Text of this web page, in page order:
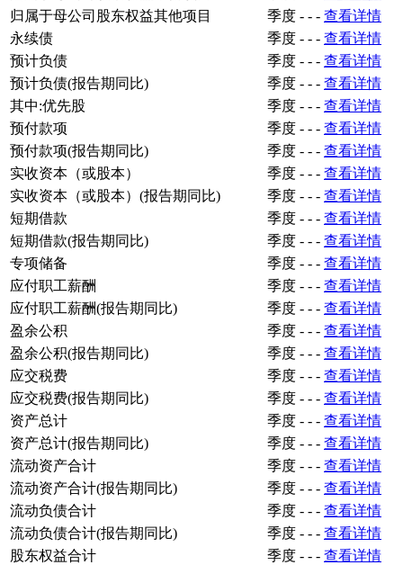
归属于母公司股东权益其他项目
季度 - - - 查看详情
永续债
季度 - - - 查看详情
预计负债
季度 - - - 查看详情
预计负债(报告期同比)
季度 - - - 查看详情
其中:优先股
季度 - - - 查看详情
预付款项
季度 - - - 查看详情
预付款项(报告期同比)
季度 - - - 查看详情
实收资本（或股本）
季度 - - - 查看详情
实收资本（或股本）(报告期同比)
季度 - - - 查看详情
短期借款
季度 - - - 查看详情
短期借款(报告期同比)
季度 - - - 查看详情
专项储备
季度 - - - 查看详情
应付职工薪酬
季度 - - - 查看详情
应付职工薪酬(报告期同比)
季度 - - - 查看详情
盈余公积
季度 - - - 查看详情
盈余公积(报告期同比)
季度 - - - 查看详情
应交税费
季度 - - - 查看详情
应交税费(报告期同比)
季度 - - - 查看详情
资产总计
季度 - - - 查看详情
资产总计(报告期同比)
季度 - - - 查看详情
流动资产合计
季度 - - - 查看详情
流动资产合计(报告期同比)
季度 - - - 查看详情
流动负债合计
季度 - - - 查看详情
流动负债合计(报告期同比)
季度 - - - 查看详情
股东权益合计
季度 - - - 查看详情